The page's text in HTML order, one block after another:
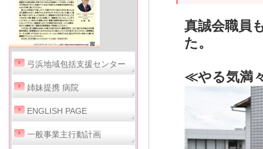
弓浜地域包括支援センター
姉妹提携 病院
ENGLISH PAGE
一般事業主行動計画
真誠会職員
た。
≪やる気満